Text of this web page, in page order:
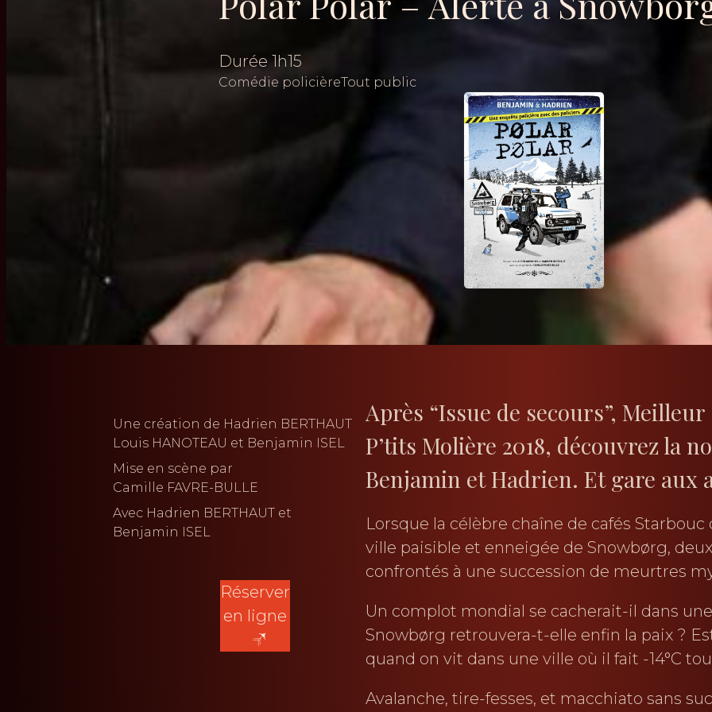
Durée 1h15
Comédie policièreTout public
Une création de Hadrien BERTHAUT
Louis HANOTEAU
Benjamin ISEL
Mise en scène par
Camille FAVRE-BULLE
Avec Hadrien BERTHAUT
Benjamin ISEL
Réserver
en ligne
Après “Issue de secours”,
P’tits Molière 2018, découvrez la
Benjamin et Hadrien. Et gare aux
Lorsque la célèbre chaîne de cafés
ville paisible et enneigée de Snowbørg,
confrontés à une succession de meurtres
Un complot mondial se cacherait-il dans
Snowbørg retrouvera-t-elle enfin la paix ?
quand on vit dans une ville où il fait -14°C
Avalanche, tire-fesses, et macchiato sans